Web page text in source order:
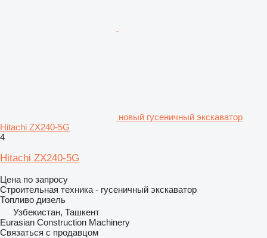
новый гусеничный экскаватор
Hitachi ZX240-5G
4
Hitachi ZX240-5G
Цена по запросу
Строительная техника - гусеничный экскаватор
Топливо дизель
Узбекистан, Ташкент
Eurasian Construction Machinery
Связаться с продавцом